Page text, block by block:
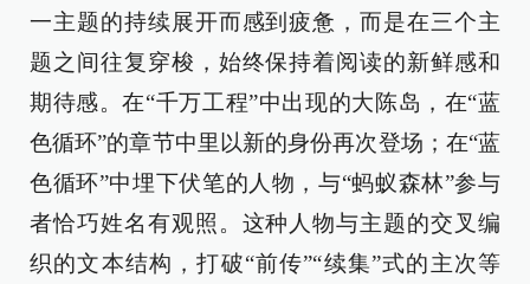
一主题的持续展开而感到疲惫，而是在三个主
题之间往复穿梭，始终保持着阅读的新鲜感和
期待感。在“千万工程”中出现的大陈岛，在“蓝
色循环”的章节中里以新的身份再次登场；在“蓝
色循环”中埋下伏笔的人物，与“蚂蚁森林”参与
者恰巧姓名有观照。这种人物与主题的交叉编
织的文本结构，打破“前传”“续集”式的主次等